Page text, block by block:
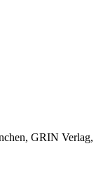
GRIN